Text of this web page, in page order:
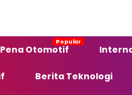
Pena Otomotif
Berita Teknologi